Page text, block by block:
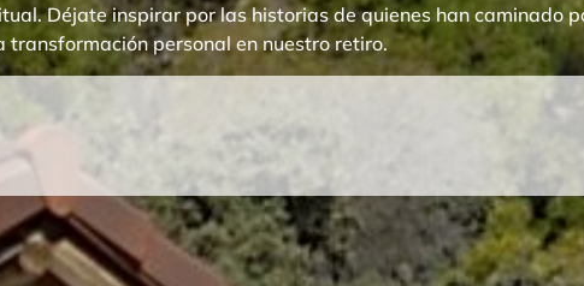
Déjate inspirar por las historias de quienes han caminado
transformación personal en nuestro retiro.